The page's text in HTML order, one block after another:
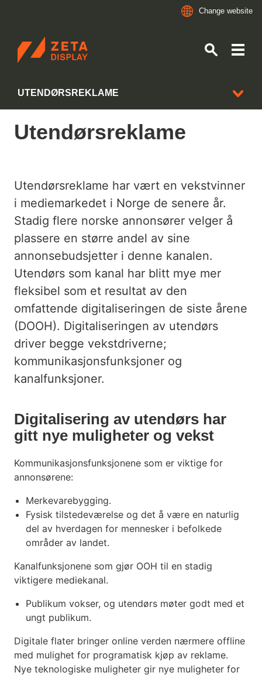
Change website
ZETADISPLAY NORWAY
UTENDØRSREKLAME
BRANSJER
KBS
FASTFOOD OG RESTAURANT
DAGLIGVARE
TRANSPORT OG REISELIV
INTERNKOMMUNIKASJON
SPILL OG LOTTERI
MOTE OG FAGHANDEL
KUNST OG KULTUR
ELBIL-LADING
Utendørsreklame
Utendørsreklame har vært en vekstvinner
i mediemarkedet i Norge de senere år.
Stadig flere norske annonsører velger å
plassere en større andel av sine
annonsebudsjetter i denne kanalen.
Utendørs som kanal har blitt mye mer
fleksibel som et resultat av den
omfattende digitaliseringen de siste årene
(DOOH). Digitaliseringen av utendørs
driver begge vekstdriverne;
kommunikasjonsfunksjoner og
kanalfunksjoner.
Digitalisering av utendørs har
gitt nye muligheter og vekst
Kommunikasjonsfunksjonene som er viktige for
annonsørene:
Merkevarebygging.
Fysisk tilstedeværelse og det å være en naturlig
del av hverdagen for mennesker i befolkede
områder av landet.
Kanalfunksjonene som gjør OOH til en stadig
viktigere mediekanal.
Publikum vokser, og utendørs møter godt med et
ungt publikum.
Digitale flater bringer online verden nærmere offline
med mulighet for programatisk kjøp av reklame.
Nye teknologiske muligheter gir nye muligheter for